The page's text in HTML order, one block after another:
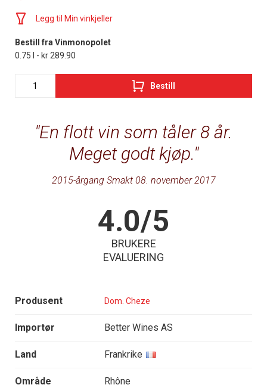
En flott vin som tåler 8 år.
Meget godt kjøp.
2015-årgang Smakt 08. november 2017
4.0/5
BRUKERE
EVALUERING
Produsent Dom. Cheze
Importør Better Wines AS
Land Frankrike
Område Rhône
Legg til Min vinkjeller
Bestill fra Vinmonopolet
0.75 l - kr 289.90
Bestill